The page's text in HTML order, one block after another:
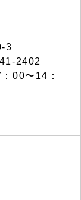
3
2402
00〜14：